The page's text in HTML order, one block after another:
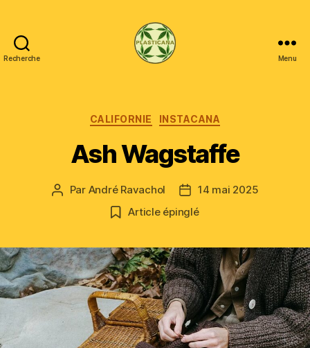
Recherche Menu
Catégories
CALIFORNIE INSTACANA
Ash Wagstaffe
Auteur
Par André Ravachol
Date
de
l’article
14 mai 2025
Article épinglé